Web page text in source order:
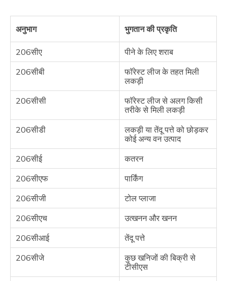
अनुभाग भुगतान की प्रकृति
206सीए
पीने के लिए शराब
206सीबी
फॉरेस्ट लीज के तहत मिली
लकड़ी
206सीसी
फॉरेस्ट लीज से अलग किसी
तरीके से मिली लकड़ी
206सीडी
लकड़ी या तेंदू पत्ते को छोड़कर
कोई अन्य वन उत्पाद
206सीई
कतरन
206सीएफ
पार्किंग
206सीजी
टोल प्लाजा
206सीएच
उत्खनन और खनन
206सीआई
तेंदू पत्ते
206सीजे
कुछ खनिजों की बिक्री से
टीसीएस